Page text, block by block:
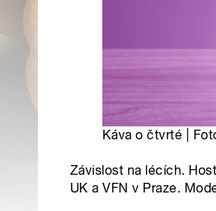
Káva o čtvrté |
Závislost na lécích.
UK a VFN v Praze.